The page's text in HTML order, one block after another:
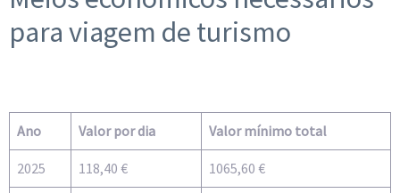
para viagem de turismo
Ano Valor por dia Valor mínimo total
2025 118,40 € 1065,60 €